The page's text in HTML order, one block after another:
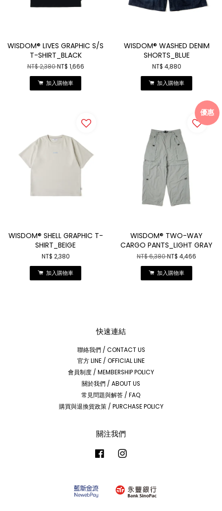
WISDOM® LIVES GRAPHIC S/S
T-SHIRT_BLACK
NT$ 2,380NT$ 1,666
加入購物車
WISDOM® WASHED DENIM
SHORTS_BLUE
NT$ 4,880
加入購物車
WISDOM® SHELL GRAPHIC T-
SHIRT_BEIGE
NT$ 2,380
加入購物車
優惠
WISDOM® TWO-WAY
CARGO PANTS_LIGHT GRAY
NT$ 6,380NT$ 4,466
加入購物車
快速連結
聯絡我們 / CONTACT US
官方 LINE / OFFICIAL LINE
會員制度 / MEMBERSHIP POLICY
關於我們 / ABOUT US
常見問題與解答 / FAQ
購買與退換貨政策 / PURCHASE POLICY
關注我們
Facebook